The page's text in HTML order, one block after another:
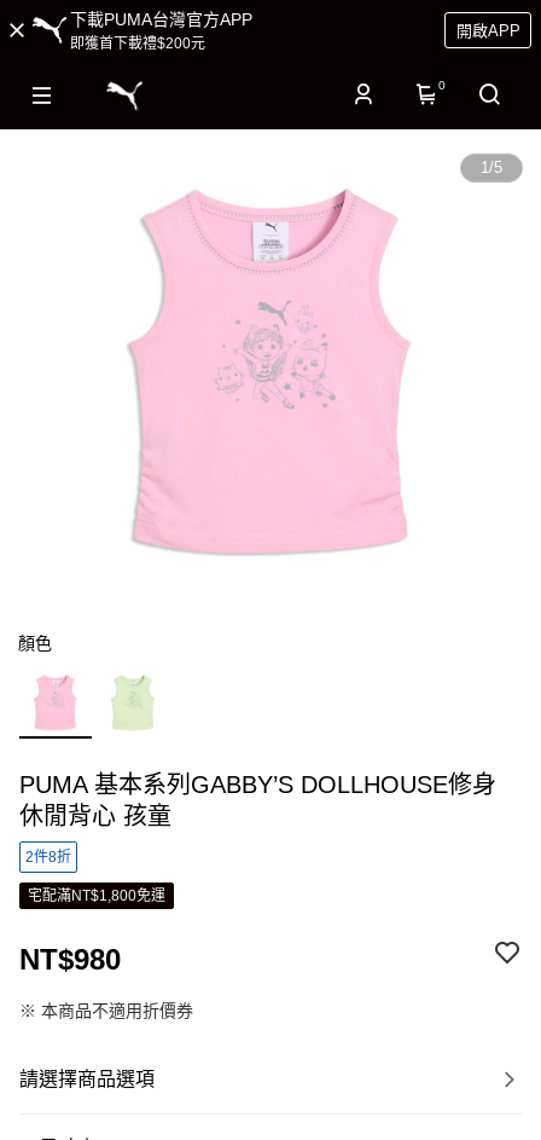
下載PUMA台灣官方APP
即獲首下載禮$200元
開啟APP
0
1/5
顏色
PUMA 基本系列GABBY’S DOLLHOUSE修身
休閒背心 孩童
2件8折
宅配滿NT$1,800免運
NT$980
※ 本商品不適用折價券
請選擇商品選項